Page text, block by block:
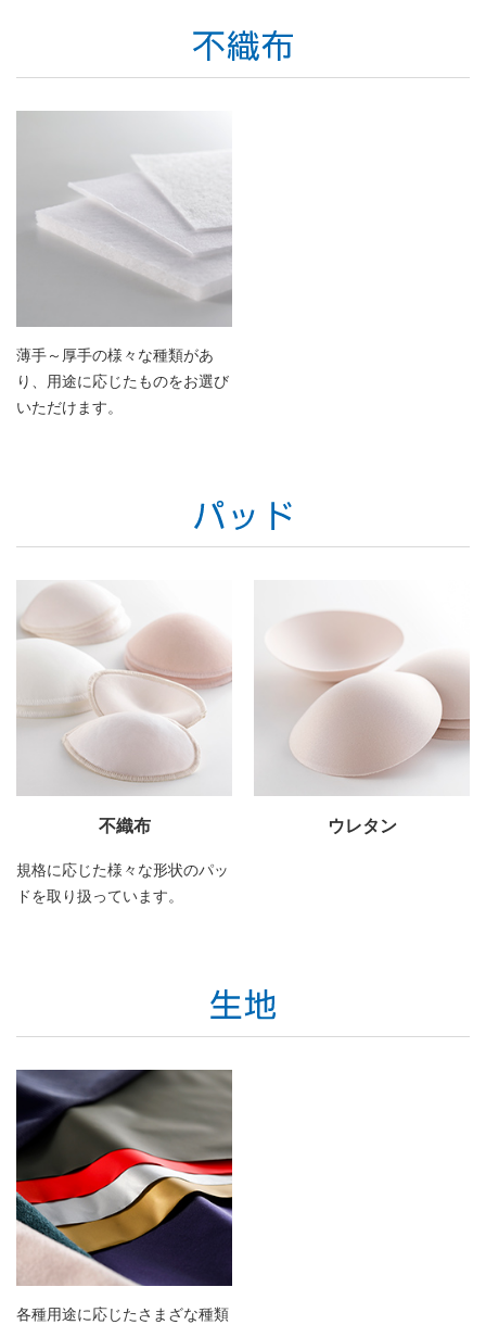
薄手～厚手の様々な種類があ
り、用途に応じたものをお選び
いただけます。
不織布 ウレタン
規格に応じた様々な形状のパッ
ドを取り扱っています。
各種用途に応じたさまざな種類